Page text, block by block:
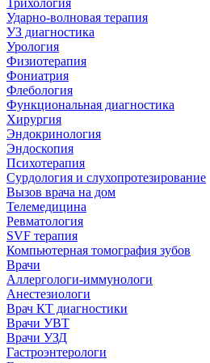
Трихология
Ударно-волновая терапия
УЗ диагностика
Урология
Физиотерапия
Фониатрия
Флебология
Функциональная диагностика
Хирургия
Эндокринология
Эндоскопия
Психотерапия
Сурдология и слухопротезирование
Вызов врача на дом
Телемедицина
Ревматология
SVF терапия
Компьютерная томография зубов
Врачи
Аллергологи-иммунологи
Анестезиологи
Врач КТ диагностики
Врачи УВТ
Врачи УЗД
Гастроэнтерологи